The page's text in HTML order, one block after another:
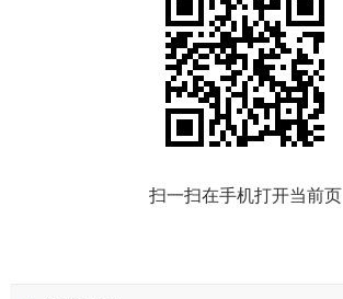
扫一扫在手机打开当前页